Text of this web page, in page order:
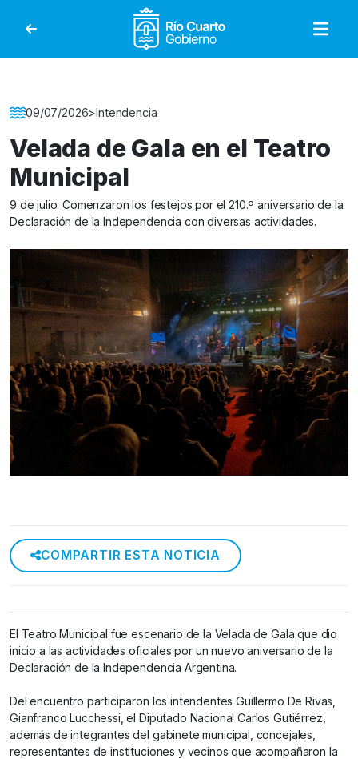
Gobierno de Río
Detalle de la Noticia
09/07/2026>Intendencia
Velada de Gala en el Teatro
Municipal
9 de julio: Comenzaron los festejos por el 210.º aniversario de la
Declaración de la Independencia con diversas actividades.
COMPARTIR ESTA NOTICIA
El Teatro Municipal fue escenario de la Velada de Gala que dio
inicio a las actividades oficiales por un nuevo aniversario de la
Declaración de la Independencia Argentina.
Del encuentro participaron los intendentes Guillermo De Rivas,
Gianfranco Lucchessi, el Diputado Nacional Carlos Gutiérrez,
además de integrantes del gabinete municipal, concejales,
representantes de instituciones y vecinos que acompañaron la